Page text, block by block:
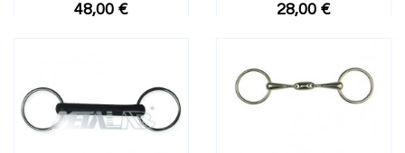
48,00 € 28,00 €